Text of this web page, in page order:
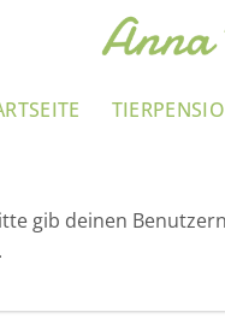
gib deinen